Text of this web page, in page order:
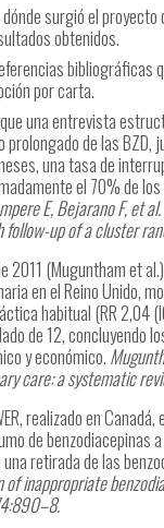
surgió el
obtenidos.
bibliográficas
por carta.
que una entrevista
de las
una tasa de
el 70% de
E, Bejarano F, et
up of a cluster
2011 (Muguntham et
en el Reino Unido,
habitual (RR 2,04
de 12,
y económico.
care: a systematic
realizado en
de
retirada de las
of inappropriate